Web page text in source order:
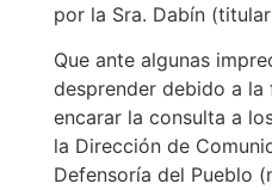
por la Sra. Dabín
Que ante algunas
desprender debido a
encarar la consulta a
la Dirección de
Defensoría del Pueblo